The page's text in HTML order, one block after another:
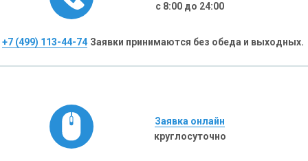
с 8:00 до 24:00
+7 (499) 113-44-74 Заявки принимаются без обеда и выходных.
Заявка онлайн
круглосуточно